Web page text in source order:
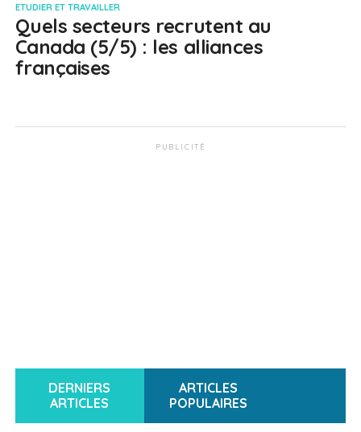
ETUDIER ET TRAVAILLER
Quels secteurs recrutent au
Canada (5/5) : les alliances
françaises
PUBLICITÉ
DERNIERS
ARTICLES
ARTICLES
POPULAIRES